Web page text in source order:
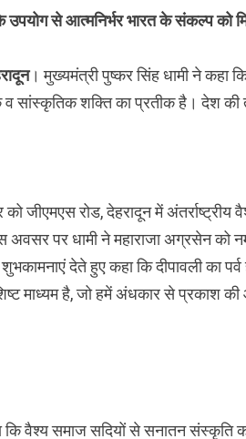
से आत्मनिर्भर भारत के संकल्प को
। मुख्यमंत्री पुष्कर सिंह धामी ने कहा
व सांस्कृतिक शक्ति का प्रतीक है। देश की
को जीएमएस रोड, देहरादून में अंतर्राष्ट्रीय
अवसर पर धामी ने महाराजा अग्रसेन को
देते हुए कहा कि दीपावली का
माध्यम है, जो हमें अंधकार से प्रकाश
कि वैश्य समाज सदियों से सनातन संस्कृति